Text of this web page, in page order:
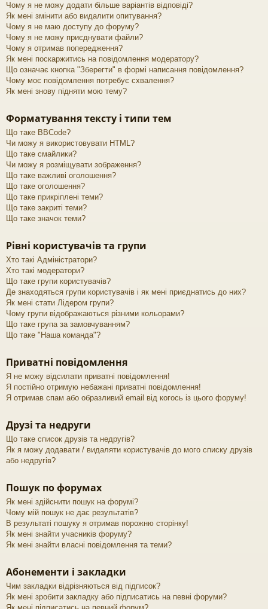
Чому я не можу додати більше варіантів відповіді?
Як мені змінити або видалити опитування?
Чому я не маю доступу до форуму?
Чому я не можу приєднувати файли?
Чому я отримав попередження?
Як мені поскаржитись на повідомлення модератору?
Що означає кнопка "Зберегти" в формі написання повідомлення?
Чому моє повідомлення потребує схвалення?
Як мені знову підняти мою тему?
Форматування тексту і типи тем
Що таке BBCode?
Чи можу я використовувати HTML?
Що таке смайлики?
Чи можу я розміщувати зображення?
Що таке важливі оголошення?
Що таке оголошення?
Що таке прикріплені теми?
Що таке закриті теми?
Що таке значок теми?
Рівні користувачів та групи
Хто такі Адміністратори?
Хто такі модератори?
Що таке групи користувачів?
Де знаходяться групи користувачів і як мені приєднатись до них?
Як мені стати Лідером групи?
Чому групи відображаються різними кольорами?
Що таке група за замовчуванням?
Що таке "Наша команда"?
Приватні повідомлення
Я не можу відсилати приватні повідомлення!
Я постійно отримую небажані приватні повідомлення!
Я отримав спам або образливий email від когось із цього форуму!
Друзі та недруги
Що таке список друзів та недругів?
Як я можу додавати / видаляти користувачів до мого списку друзів
або недругів?
Пошук по форумах
Як мені здійснити пошук на форумі?
Чому мій пошук не дає результатів?
В результаті пошуку я отримав порожню сторінку!
Як мені знайти учасників форуму?
Як мені знайти власні повідомлення та теми?
Абонементи і закладки
Чим закладки відрізняються від підписок?
Як мені зробити закладку або підписатись на певні форуми?